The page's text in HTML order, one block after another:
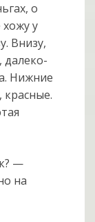
о
хожу у
Внизу,
далеко-
Нижние
красные.
—
на